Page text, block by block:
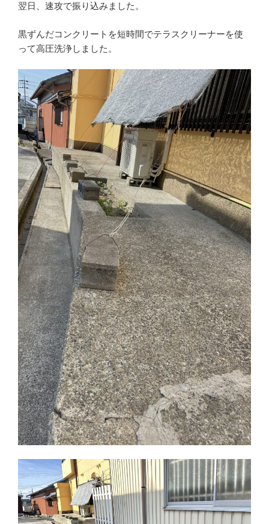
翌日、速攻で振り込みました。
黒ずんだコンクリートを短時間でテラスクリーナーを使
って高圧洗浄しました。